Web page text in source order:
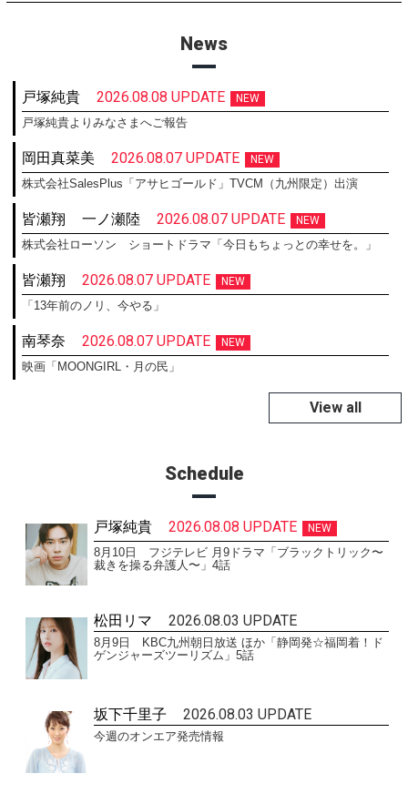
News
戸塚純貴 2026.08.08 UPDATE NEW
戸塚純貴よりみなさまへご報告
岡田真菜美 2026.08.07 UPDATE NEW
株式会社SalesPlus「アサヒゴールド」TVCM（九州限定）出演
皆瀬翔 一ノ瀬陸 2026.08.07 UPDATE NEW
株式会社ローソン ショートドラマ「今日もちょっとの幸せを。」
皆瀬翔 2026.08.07 UPDATE NEW
「13年前のノリ、今やる」
南琴奈 2026.08.07 UPDATE NEW
映画「MOONGIRL・月の民」
View all
Schedule
戸塚純貴 2026.08.08 UPDATE NEW
8月10日 フジテレビ 月9ドラマ「ブラックトリック〜
裁きを操る弁護人〜」4話
松田リマ 2026.08.03 UPDATE
8月9日 KBC九州朝日放送 ほか「静岡発☆福岡着！ド
ゲンジャーズツーリズム」5話
坂下千里子 2026.08.03 UPDATE
今週のオンエア発売情報